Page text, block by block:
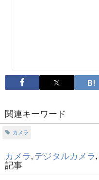
関連キーワード
カメラ
カメラ, デジタルカメラ,
記事